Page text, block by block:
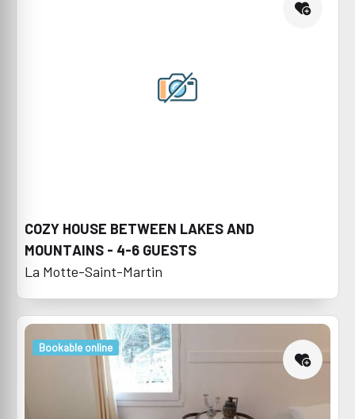
COZY HOUSE BETWEEN LAKES AND
MOUNTAINS - 4-6 GUESTS
La Motte-Saint-Martin
Bookable online